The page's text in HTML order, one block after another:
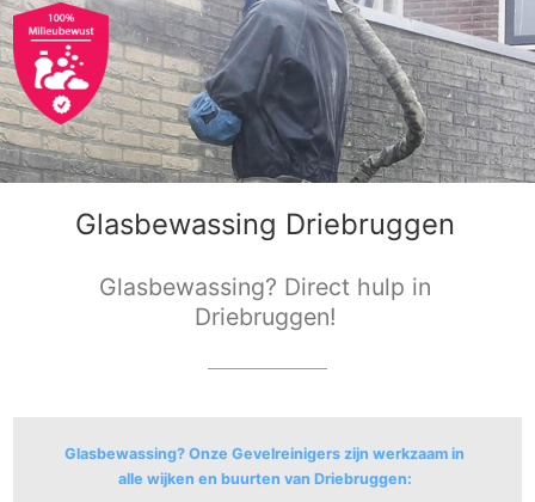
Glasbewassing Driebruggen
Glasbewassing? Direct hulp in
Driebruggen!
Glasbewassing? Onze Gevelreinigers zijn werkzaam in
alle wijken en buurten van Driebruggen: